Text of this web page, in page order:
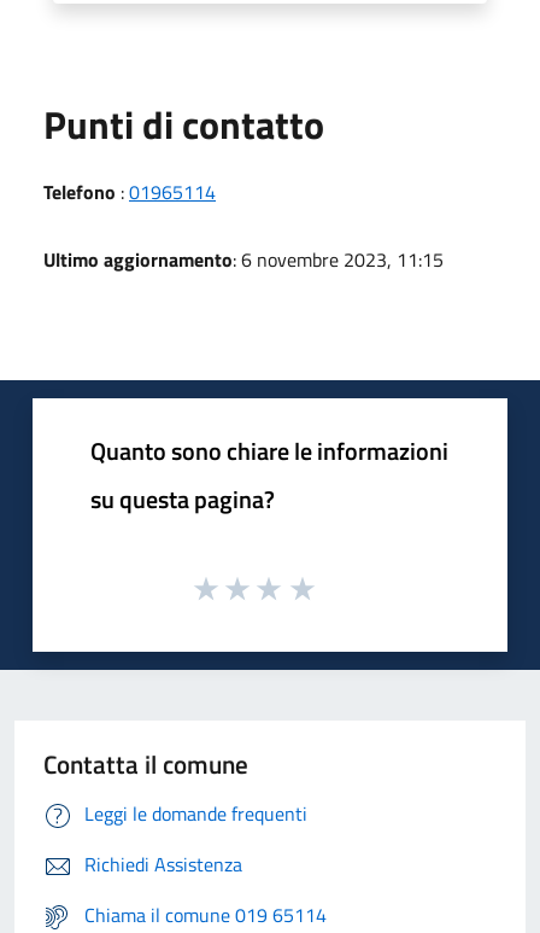
Punti di contatto
Telefono :01965114
Ultimo aggiornamento: 6 novembre 2023, 11:15
Quanto sono chiare le informazioni
su questa pagina?
Contatta il comune
Leggi le domande frequenti
Richiedi Assistenza
Chiama il comune 019 65114